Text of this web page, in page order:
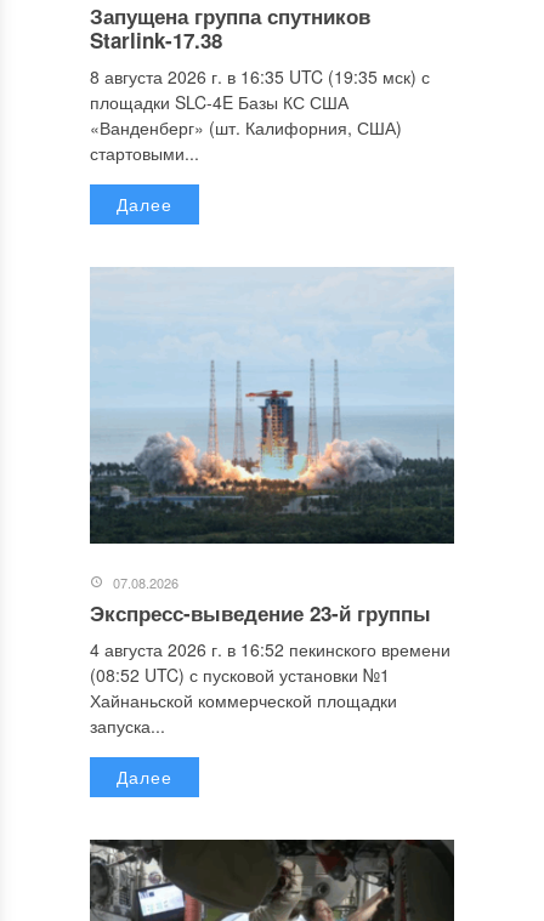
Запущена группа спутников
Starlink-17.38
8 августа 2026 г. в 16:35 UTC (19:35 мск) с
площадки SLC-4E Базы КС США
«Ванденберг» (шт. Калифорния, США)
стартовыми...
Далее
07.08.2026
Экспресс-выведение 23-й группы
4 августа 2026 г. в 16:52 пекинского времени
(08:52 UTC) с пусковой установки №1
Хайнаньской коммерческой площадки
запуска...
Далее